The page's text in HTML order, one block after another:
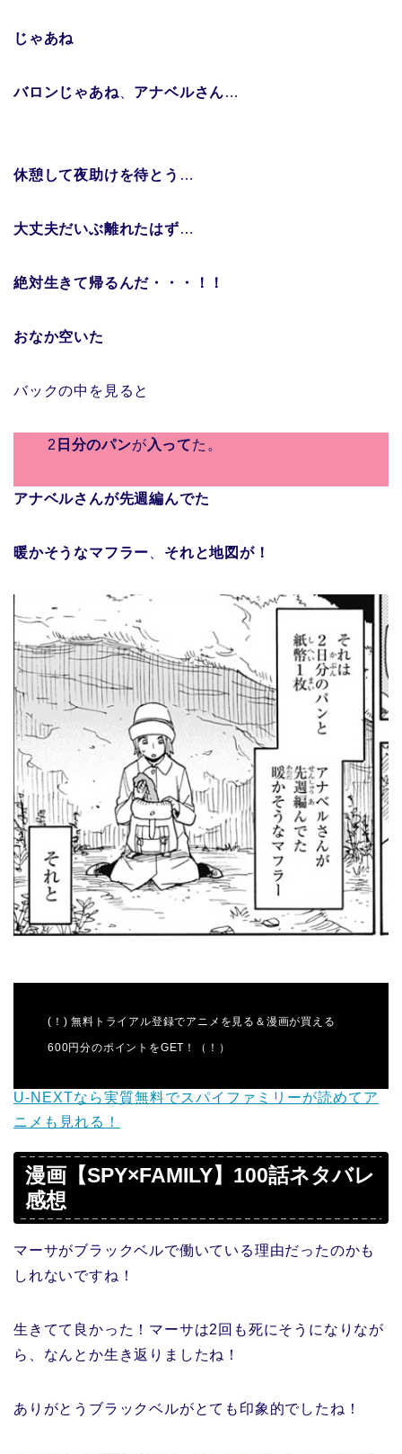
じゃあね
バロンじゃあね アナベルさん…
休憩して夜助けを待とう …
大丈夫だいぶ離れたはず…
絶対生きて帰るんだ・・・！！
おなか空いた
バックの中を見ると
2 日分のパンが 入ってた。
アナベルさんが先週編んでた
暖かそうなマフラー それと地図が！
(！) 無料トライアル登録でアニメを見る＆漫画が買える
600円分のポイントをGET！（！）
U-NEXTなら実質無料でスパイファミリーが読めてア
ニメも見れる！
漫画【SPY×FAMILY】100話ネタバレ
感想
マーサがブラックベルで働いている理由だったのかも
しれないですね！
生きてて良かった！マーサは2回も死にそうになりなが
ら、なんとか生き返りましたね！
ありがとうブラックベルがとても印象的でしたね！